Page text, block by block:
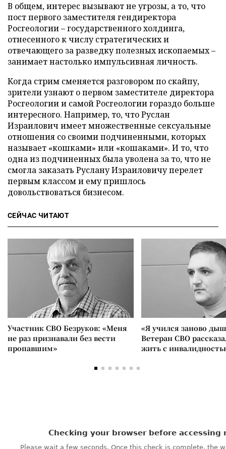
В общем, интерес вызывают не угрозы, а то, что
пост первого заместителя гендиректора
Росгеологии – государственного холдинга,
отнесенного к числу стратегических и
отвечающего за разведку полезных ископаемых –
занимает настолько импульсивная личность.
Когда стрим сменяется разговором по скайпу,
зрители узнают о первом заместителе директора
Росгеологии и самой Росгеологии гораздо больше
интересного. Например, то, что Руслан
Израилович имеет множественные сексуальные
отношения со своими подчиненными, которых
называет «кошками» или «кошаками». И то, что
одна из подчиненных была уволена за то, что не
смогла заказать Руслану Израиловичу перелет
первым классом и ему пришлось
довольствоваться бизнесом.
СЕЙЧАС ЧИТАЮТ
Участник СВО Безруков: «Меня
не раз признавали без вести
пропавшим»
«Я учился заново
Ветеран СВО
жить с